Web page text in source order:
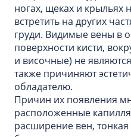
ногах, щеках и крыльях
встретить на других
груди. Видимые вены в
поверхности кисти,
и височные) не
также причиняют
обладателю.
Причин их появления
расположенные
расширение вен,